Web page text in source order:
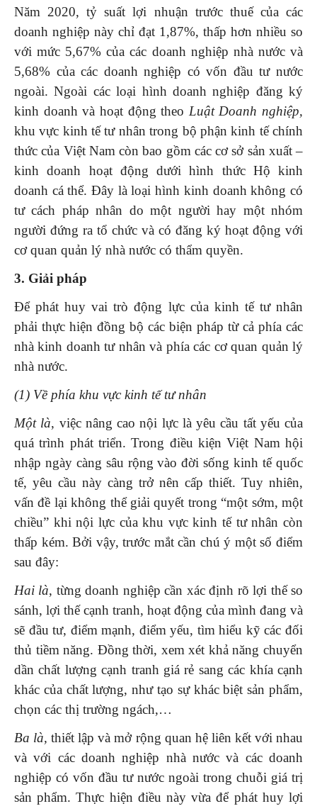
Năm 2020, tỷ suất lợi nhuận trước thuế của các
doanh nghiệp này chỉ đạt 1,87%, thấp hơn nhiều so
với mức 5,67% của các doanh nghiệp nhà nước và
5,68% của các doanh nghiệp có vốn đầu tư nước
ngoài. Ngoài các loại hình doanh nghiệp đăng ký
kinh doanh và hoạt động theo Luật Doanh nghiệp,
khu vực kinh tế tư nhân trong bộ phận kinh tế chính
thức của Việt Nam còn bao gồm các cơ sở sản xuất –
kinh doanh hoạt động dưới hình thức Hộ kinh
doanh cá thể. Đây là loại hình kinh doanh không có
tư cách pháp nhân do một người hay một nhóm
người đứng ra tổ chức và có đăng ký hoạt động với
cơ quan quản lý nhà nước có thẩm quyền.
3. Giải pháp
Để phát huy vai trò động lực của kinh tế tư nhân
phải thực hiện đồng bộ các biện pháp từ cả phía các
nhà kinh doanh tư nhân và phía các cơ quan quản lý
nhà nước.
(1) Về phía khu vực kinh tế tư nhân
Một là, việc nâng cao nội lực là yêu cầu tất yếu của
quá trình phát triển. Trong điều kiện Việt Nam hội
nhập ngày càng sâu rộng vào đời sống kinh tế quốc
tế, yêu cầu này càng trở nên cấp thiết. Tuy nhiên,
vấn đề lại không thể giải quyết trong “một sớm, một
chiều” khi nội lực của khu vực kinh tế tư nhân còn
thấp kém. Bởi vậy, trước mắt cần chú ý một số điểm
sau đây:
Hai là, từng doanh nghiệp cần xác định rõ lợi thế so
sánh, lợi thế cạnh tranh, hoạt động của mình đang và
sẽ đầu tư, điểm mạnh, điểm yếu, tìm hiểu kỹ các đối
thủ tiềm năng. Đồng thời, xem xét khả năng chuyển
dần chất lượng cạnh tranh giá rẻ sang các khía cạnh
khác của chất lượng, như tạo sự khác biệt sản phẩm,
chọn các thị trường ngách,…
Ba là, thiết lập và mở rộng quan hệ liên kết với nhau
và với các doanh nghiệp nhà nước và các doanh
nghiệp có vốn đầu tư nước ngoài trong chuỗi giá trị
sản phẩm. Thực hiện điều này vừa để phát huy lợi